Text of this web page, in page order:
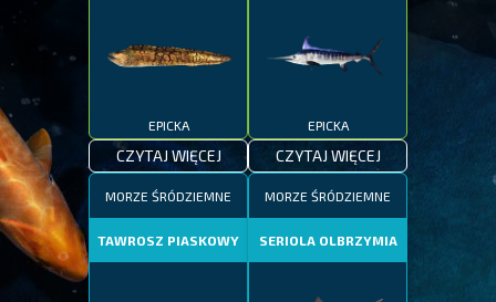
EPICKA
CZYTAJ WIĘCEJ
EPICKA
CZYTAJ WIĘCEJ
MORZE ŚRÓDZIEMNE
TAWROSZ PIASKOWY
MORZE ŚRÓDZIEMNE
SERIOLA OLBRZYMIA